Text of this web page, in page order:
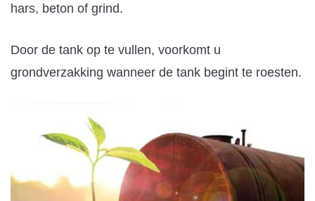
hars, beton of grind.
Door de tank op te vullen, voorkomt u
grondverzakking wanneer de tank begint te roesten.